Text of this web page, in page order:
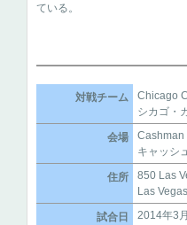
ている。
対戦チーム
Chicago
シカゴ・
会場
Cashman
キャッシ
住所
850 Las
Las
試合日 2014年3